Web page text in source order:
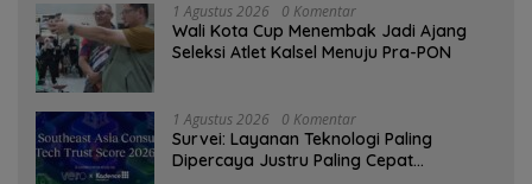
1 Agustus 2026 0 Komentar
Wali Kota Cup Menembak Jadi Ajang
Seleksi Atlet Kalsel Menuju Pra-PON
1 Agustus 2026 0 Komentar
Survei: Layanan Teknologi Paling
Dipercaya Justru Paling Cepat